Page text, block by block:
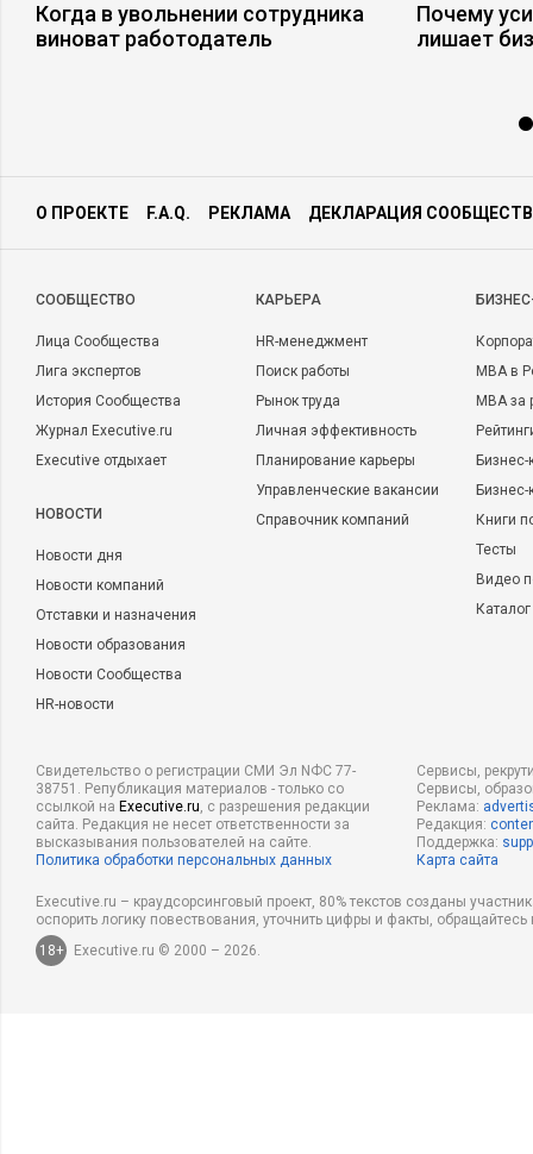
Когда в увольнении сотрудника
виноват работодатель
Почему
лишает
О ПРОЕКТЕ F.A.Q. РЕКЛАМА ДЕКЛАРАЦИЯ
CООБЩЕСТВО
Лица Сообщества
Лига экспертов
История Сообщества
Журнал Executive.ru
Executive отдыхает
НОВОСТИ
Новости дня
Новости компаний
Отставки и назначения
Новости образования
Новости Сообщества
HR-новости
КАРЬЕРА
HR-менеджмент
Поиск работы
Рынок труда
Личная эффективность
Планирование карьеры
Управленческие вакансии
Справочник компаний
MBA в
MBA
Бизнес-
Книги
Тесты
Видео
Свидетельство о регистрации СМИ Эл NФС 77-
38751. Републикация материалов - только со
ссылкой на Executive.ru, с разрешения редакции
сайта. Редакция не несет ответственности за
высказывания пользователей на сайте.
Политика обработки персональных данных
Сервисы,
Сервисы,
Реклама:
Редакция:
Поддержка:
Карта сайта
Executive.ru – краудсорсинговый проект, 80% текстов созданы
оспорить логику повествования, уточнить цифры и факты,
18+
Executive.ru © 2000 – 2026.